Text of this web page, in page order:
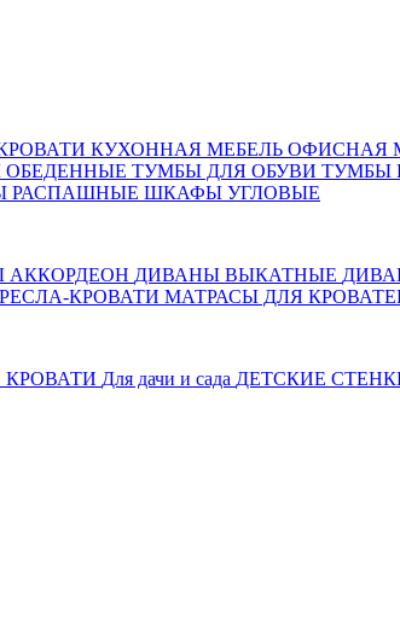
КУХОННАЯ МЕБЕЛЬ ОФИСНАЯ
ОБЕДЕННЫЕ ТУМБЫ ДЛЯ ОБУВИ ТУМБЫ
РАСПАШНЫЕ ШКАФЫ УГЛОВЫЕ
АККОРДЕОН ДИВАНЫ ВЫКАТНЫЕ
КРОВАТИ МАТРАСЫ ДЛЯ
КРОВАТИ Для дачи и сада ДЕТСКИЕ